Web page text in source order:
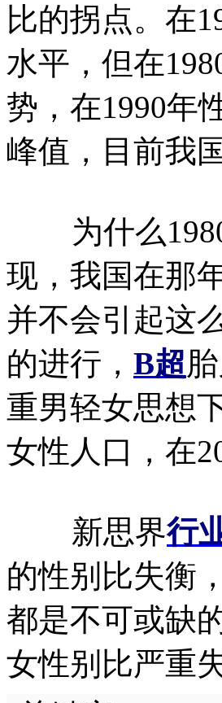
比的拐点。在
水平，但在
势，在1990年
峰值，目前我
为什么1980
现，我国在那
并不会引起这
的进行， B超
重男轻女思想
女性人口，在
新思界行
的性别比失衡
都是不可或缺
女性别比严重